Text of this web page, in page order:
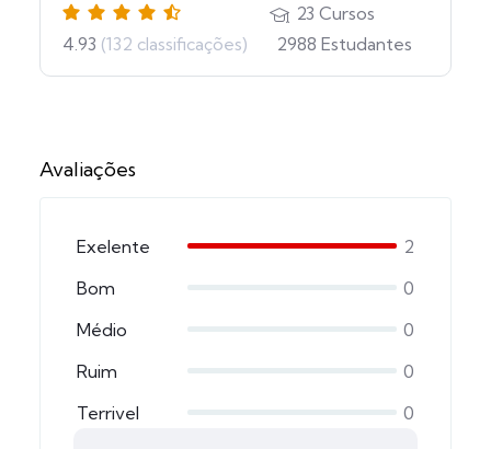
4.93 (132 classificações)
23 Cursos
2988 Estudantes
Avaliações
Exelente
2
Bom
0
Médio
0
Ruim
0
Terrivel
0